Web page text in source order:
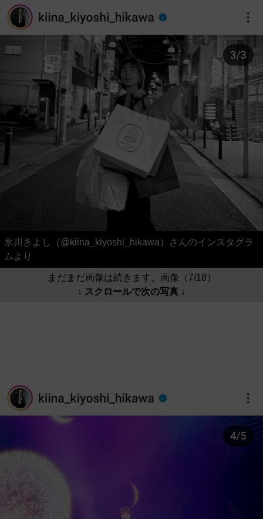
氷川きよし（@kiina_kiyoshi_hikawa）さんのインスタグラ
ムより
まだまだ画像は続きます。画像（7/18）
↓ スクロールで次の写真 ↓